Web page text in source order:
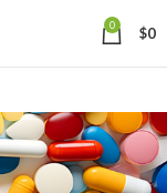
0 $0